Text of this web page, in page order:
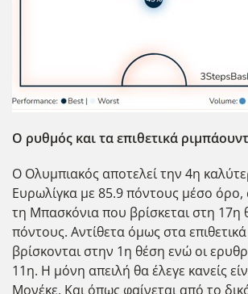
Ο ρυθμός και τα επιθετικά ριμπάουντ
Ο Ολυμπιακός αποτελεί την 4η
Ευρωλίγκα με 85.9 πόντους μέσο όρο,
τη Μπασκόνια που βρίσκεται στη 17η
πόντους. Αντίθετα όμως στα
βρίσκονται στην 1η θέση ενώ οι
11η. Η μόνη απειλή θα έλεγε κανείς
Μονέκε. Και όπως φαίνεται από το